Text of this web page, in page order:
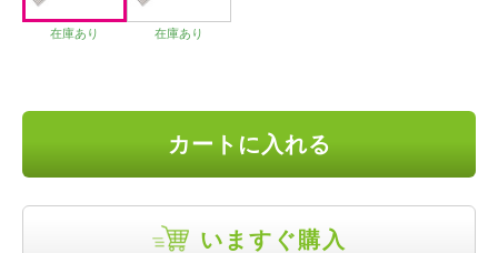
在庫あり 在庫あり
カートに入れる
いますぐ購入